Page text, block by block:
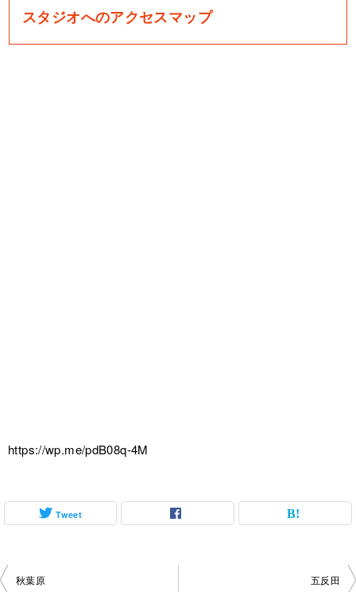
スタジオへのアクセスマップ
https://wp.me/pdB08q-4M
Tweet
投
秋葉原 五反田